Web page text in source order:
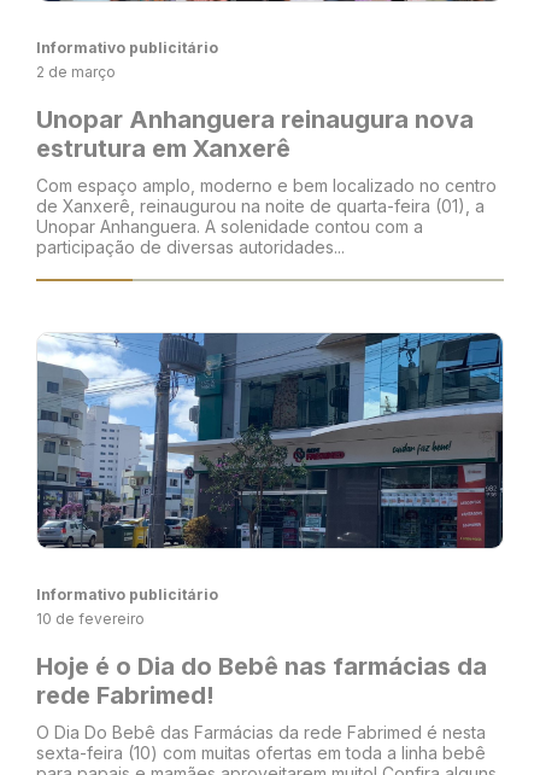
Informativo publicitário
2 de março
Unopar Anhanguera reinaugura nova
estrutura em Xanxerê
Com espaço amplo, moderno e bem localizado no centro
de Xanxerê, reinaugurou na noite de quarta-feira (01), a
Unopar Anhanguera. A solenidade contou com a
participação de diversas autoridades...
Informativo publicitário
10 de fevereiro
Hoje é o Dia do Bebê nas farmácias da
rede Fabrimed!
O Dia Do Bebê das Farmácias da rede Fabrimed é nesta
sexta-feira (10) com muitas ofertas em toda a linha bebê